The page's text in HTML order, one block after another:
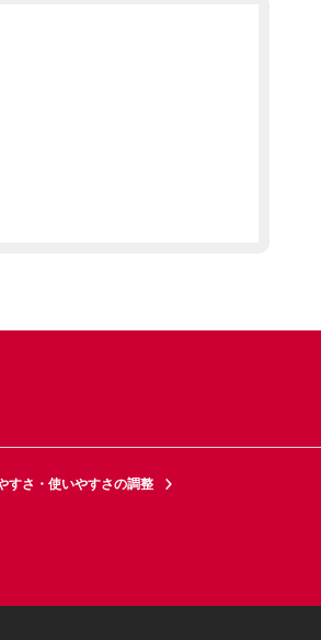
すさ・使いやすさの調整